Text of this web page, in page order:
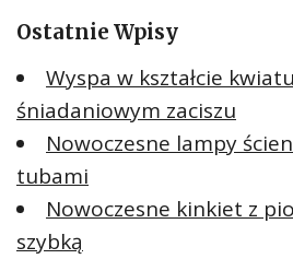
Ostatnie Wpisy
Wyspa w kształcie
śniadaniowym zaciszu
Nowoczesne lampy
tubami
Nowoczesne kinkiet z
szybką